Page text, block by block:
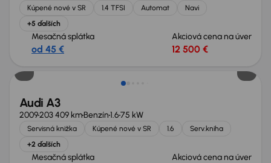
Kúpené nové v SR 1.4 TFSI Automat
Navi
+5 ďalších
Mesačná splátka
od 45 €
Akciová cena na úver
12 500 €
Nové v ponuke
Audi A3
2009203 409 kmBenzín1.675 kW
Servisná knižka Kúpené nové v SR 1.6
Serv.kniha
+2 ďalších
Mesačná splátka Akciová cena na úver